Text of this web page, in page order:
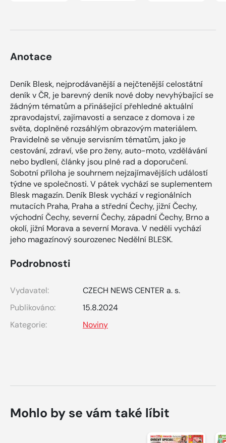
Anotace
Deník Blesk, nejprodávanější a nejčtenější celostátní
deník v ČR, je barevný deník nové doby nevyhýbající se
žádným tématům a přinášející přehledné aktuální
zpravodajství, zajímavosti a senzace z domova i ze
světa, doplněné rozsáhlým obrazovým materiálem.
Pravidelně se věnuje servisním tématům, jako je
cestování, zdraví, vše pro ženy, auto-moto, vzdělávání
nebo bydlení, články jsou plné rad a doporučení.
Sobotní příloha je souhrnem nejzajímavějších událostí
týdne ve společnosti. V pátek vychází se suplementem
Blesk magazín. Deník Blesk vychází v regionálních
mutacích Praha, Praha a střední Čechy, jižní Čechy,
východní Čechy, severní Čechy, západní Čechy, Brno a
okolí, jižní Morava a severní Morava. V neděli vychází
jeho magazínový sourozenec Nedělní BLESK.
Podrobnosti
Vydavatel:
CZECH NEWS CENTER a. s.
Publikováno:
15.8.2024
Kategorie:
Noviny
Mohlo by se vám také líbit